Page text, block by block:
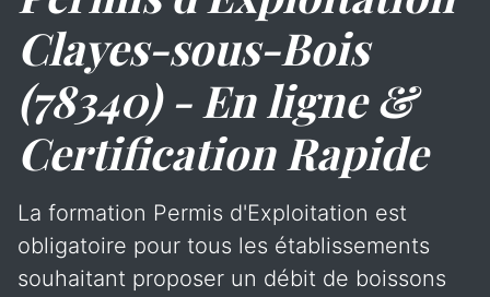
Clayes-sous-Bois
(78340) - En ligne &
Certification Rapide
La formation Permis d'Exploitation est
obligatoire pour tous les établissements
souhaitant proposer un débit de boissons